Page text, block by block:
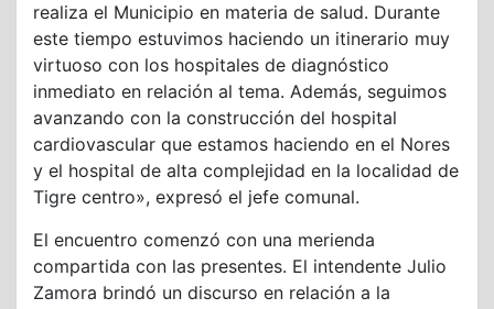
realiza el Municipio en materia de salud. Durante
este tiempo estuvimos haciendo un itinerario muy
virtuoso con los hospitales de diagnóstico
inmediato en relación al tema. Además, seguimos
avanzando con la construcción del hospital
cardiovascular que estamos haciendo en el Nores
y el hospital de alta complejidad en la localidad de
Tigre centro», expresó el jefe comunal.
El encuentro comenzó con una merienda
compartida con las presentes. El intendente Julio
Zamora brindó un discurso en relación a la